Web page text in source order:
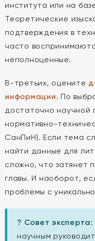
института или на
Теоретические
подтверждения в
часто
неполноценные.
В-третьих, оцените
информации. По
достаточно научной
нормативно-
СанПиН). Если тема
найти данные для
сложно, что затянет
главы. И наоборот,
проблемы с
? Совет эксперта:
научным